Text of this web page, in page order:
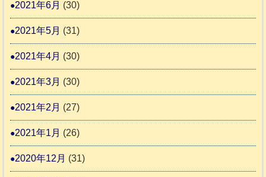
2021年6月 (30)
2021年5月 (31)
2021年4月 (30)
2021年3月 (30)
2021年2月 (27)
2021年1月 (26)
2020年12月 (31)